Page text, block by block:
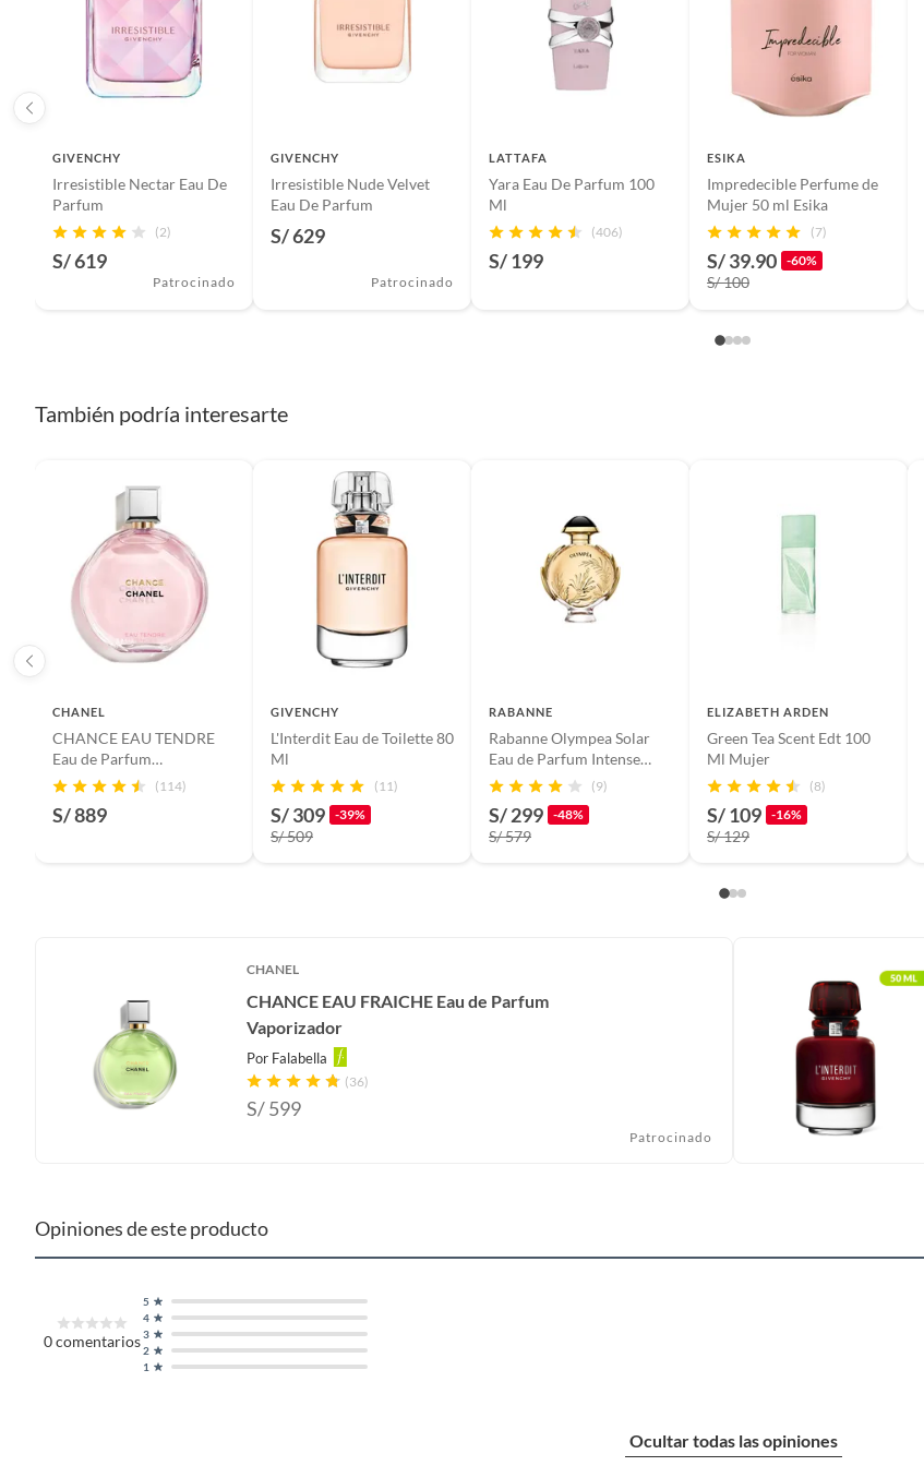
GIVENCHY
Irresistible Nectar Eau De
Parfum
(2)
S/ 619
Patrocinado
GIVENCHY
Irresistible Nude Velvet
Eau De Parfum
S/ 629
Patrocinado
LATTAFA
Yara Eau De Parfum 100
Ml
(406)
S/ 199
ESIKA
Impredecible Perfume de
Mujer 50 ml Esika
(7)
S/ 39.90 -60%
S/ 100
También podría interesarte
CHANEL
CHANCE EAU TENDRE
Eau de Parfum
Vaporizador
(114)
S/ 889
GIVENCHY
L'Interdit Eau de Toilette 80
Ml
(11)
S/ 309 -39%
S/ 509
RABANNE
Rabanne Olympea Solar
Eau de Parfum Intense
80ml
(9)
S/ 299 -48%
S/ 579
ELIZABETH ARDEN
Green Tea Scent Edt 100
Ml Mujer
(8)
S/ 109 -16%
S/ 129
CHANEL
CHANCE EAU FRAICHE Eau de Parfum
Vaporizador
Por Falabella
(36)
S/599
Patrocinado
Opiniones de este producto
0comentarios
1
2
3
4
5
Ocultar todas las opiniones